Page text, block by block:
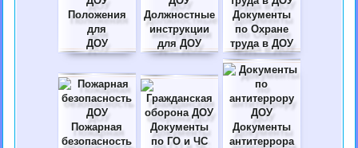
Положения
для
ДОУ
Должностные
инструкции
для ДОУ
Документы
по Охране
труда в ДОУ
Пожарная
безопасность
Документы
по ГО и ЧС
Документы
антитеррора